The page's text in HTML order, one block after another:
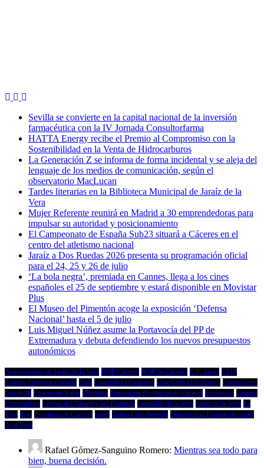
Sevilla se convierte en la capital nacional de la inversión
farmacéutica con la IV Jornada Consultorfarma
HATTA Energy recibe el Premio al Compromiso con la
Sostenibilidad en la Venta de Hidrocarburos
La Generación Z se informa de forma incidental y se aleja del
lenguaje de los medios de comunicación, según el
observatorio MacLucan
Tardes literarias en la Biblioteca Municipal de Jaraíz de la
Vera
Mujer Referente reunirá en Madrid a 30 emprendedoras para
impulsar su autoridad y posicionamiento
El Campeonato de España Sub23 situará a Cáceres en el
centro del atletismo nacional
Jaraíz a Dos Ruedas 2026 presenta su programación oficial
para el 24, 25 y 26 de julio
‘La bola negra’, premiada en Cannes, llega a los cines
españoles el 25 de septiembre y estará disponible en Movistar
Plus
El Museo del Pimentón acoge la exposición ‘Defensa
Nacional’ hasta el 5 de julio
Luis Miguel Núñez asume la Portavocía del PP de
Extremadura y debuta defendiendo los nuevos presupuestos
autonómicos
Ayuntamiento de Jaraíz de la Vera BOP Cáceres BOP de Cáceres C.F. Jaraíz CEIP
Colegio Gregoria Collado Cine Cineclub El Gallinero Cine Club El Gallinero Coronavirus
Covid-19 Cuacos de Yuste Deportes Diputación Provincial de Cáceres Educación Empleo
Extremadura Fiestas del Tabaco y del Pimiento Jarandilla de la Vera Jaraíz de la Vera La
Vera ocio Provincia de Cáceres salud Teatro Cine Avenida Universidad Popular de Jaraíz
de la Vera
Rafael Gómez-Sanguino Romero: Mientras sea todo para
bien, buena decisión.